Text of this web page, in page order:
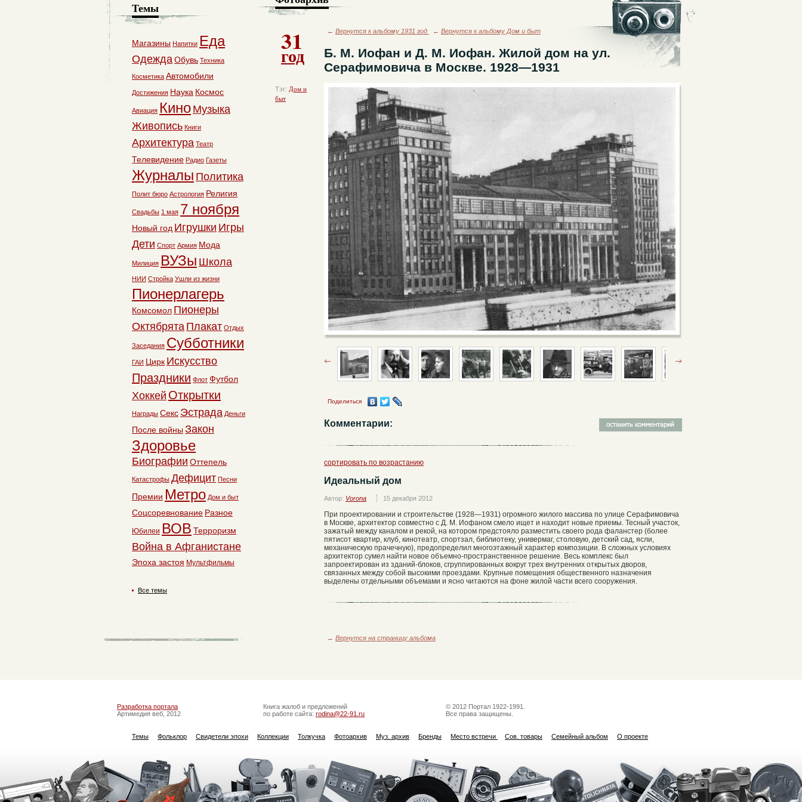
31
год
Тэг: Дом и
быт
← Вернутся к альбому 1931 год ← Вернутся к альбому Дом и быт
Б. М. Иофан и Д. М. Иофан. Жилой дом на ул.
Серафимовича в Москве. 1928—1931
Поделиться
Комментарии:
сортировать по возрастанию
Идеальный дом
Автор: Vorona 15 декабря 2012
При проектировании и строительстве (1928—1931) огромного жилого массива по улице Серафимовича
в Москве, архитектор совместно с Д. М. Иофаном смело ищет и находит новые приемы. Тесный участок,
зажатый между каналом и рекой, на котором предстояло разместить своего рода фаланстер (более
пятисот квартир, клуб, кинотеатр, спортзал, библиотеку, универмаг, столовую, детский сад, ясли,
механическую прачечную), предопределил многоэтажный характер композиции. В сложных условиях
архитектор сумел найти новое объемно-пространственное решение. Весь комплекс был
запроектирован из зданий-блоков, сгруппированных вокруг трех внутренних открытых дворов,
связанных между собой высокими проездами. Крупные помещения общественного назначения
выделены отдельными объемами и ясно читаются на фоне жилой части всего сооружения.
← Вернутся на страницу альбома
Темы
Магазины Напитки Еда
ОдеждаОбувь Техника
Косметика Автомобили
Достижения Наука Космос
Авиация Кино Музыка
Живопись Книги
Архитектура Театр
Телевидение Радио Газеты
Журналы Политика
Полит бюро Астрология Религия
Свадьбы 1 мая 7 ноября
Новый год Игрушки Игры
Дети Спорт Армия Мода
Милиция ВУЗы Школа
НИИ Стройка Ушли из жизни
Пионерлагерь
Комсомол Пионеры
Октябрята Плакат Отдых
Заседания Субботники
ГАИ Цирк Искусство
Праздники Флот Футбол
Хоккей Открытки
Награды Секс Эстрада Деньги
После войны Закон
Здоровье
Биографии Оттепель
Катастрофы Дефицит Песни
Премии Метро Дом и быт
Соцсоревнование Разное
Юбилеи ВОВ Терроризм
Война в Афганистане
Эпоха застоя Мультфильмы
Все темы
Разработка портала
Артимедия веб, 2012
Книга жалоб и предложений
по работе сайта: rodina@22-91.ru
© 2012 Портал 1922-1991.
Все права защищены.
Темы Фольклор Свидетели эпохи Коллекции Толкучка Фотоархив Муз. архив Бренды Место встречи Сов. товары Семейный альбом О проекте